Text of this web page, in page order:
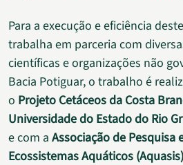
Para a execução e eficiência
trabalha em parceria com
científicas e organizações não
Bacia Potiguar, o trabalho é
o Projeto Cetáceos da Costa
Universidade do Estado do Rio
e com a Associação de Pesquisa
Ecossistemas Aquáticos (Aquasis)